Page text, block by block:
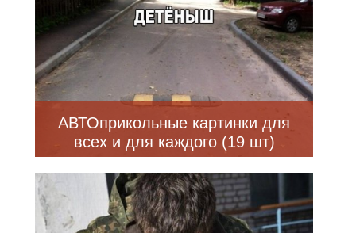
АВТОприкольные картинки для
всех и для каждого (19 шт)